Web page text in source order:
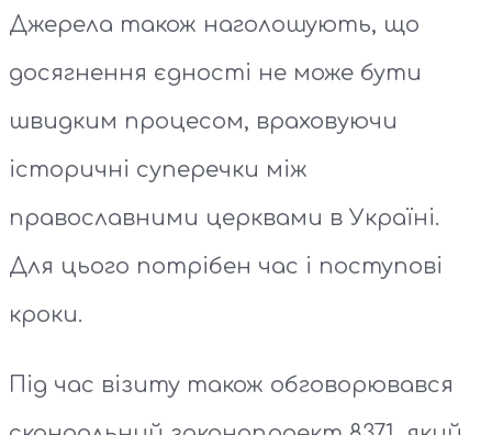
Джерела також наголошують, що
досягнення єдності не може бути
швидким процесом, враховуючи
історичні суперечки між
православними церквами в Україні.
Для цього потрібен час і поступові
кроки.
Під час візиту також обговорювався